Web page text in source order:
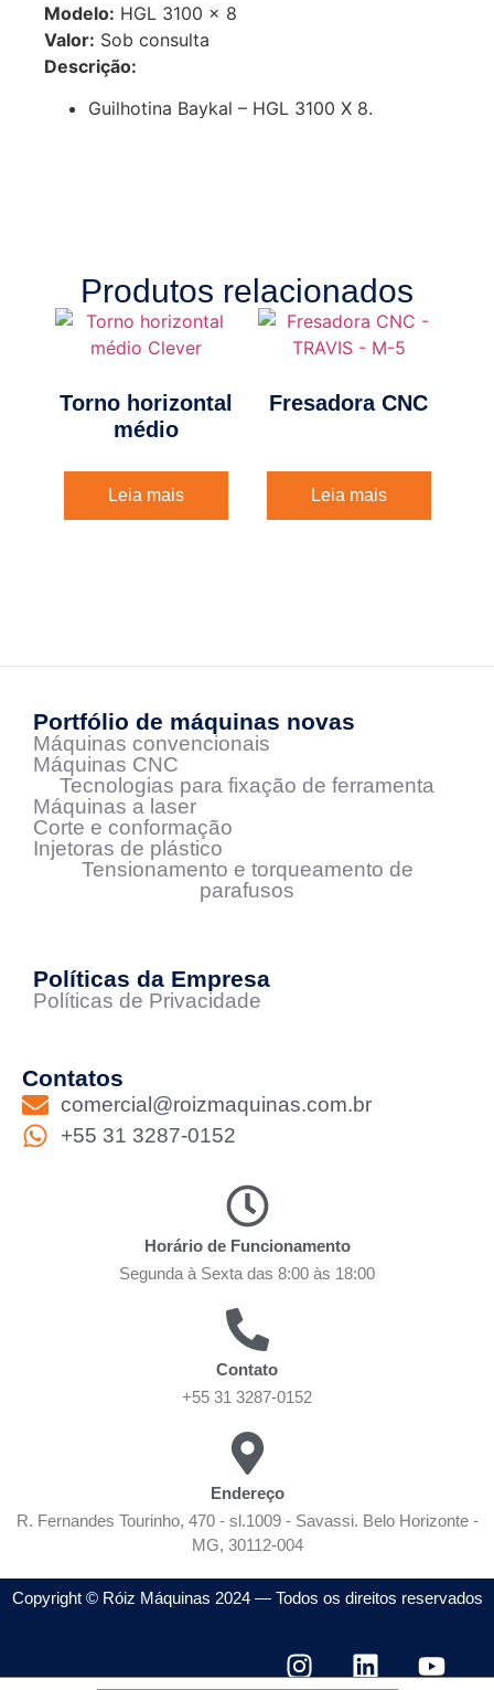
Modelo: HGL 3100 x 8
Valor: Sob consulta
Descrição:
Guilhotina Baykal – HGL 3100 X 8.
Produtos relacionados
Torno horizontal
médio
Leia mais
Fresadora CNC
Leia mais
Portfólio de máquinas novas
Máquinas convencionais
Máquinas CNC
Tecnologias para fixação de ferramenta
Máquinas a laser
Corte e conformação
Injetoras de plástico
Tensionamento e torqueamento de
parafusos
Políticas da Empresa
Políticas de Privacidade
Contatos
comercial@roizmaquinas.com.br
+55 31 3287-0152
Horário de Funcionamento
Segunda à Sexta das 8:00 às 18:00
Contato
+55 31 3287-0152
Endereço
R. Fernandes Tourinho, 470 - sl.1009 - Savassi. Belo Horizonte -
MG, 30112-004
Copyright © Róiz Máquinas 2024 — Todos os direitos reservados